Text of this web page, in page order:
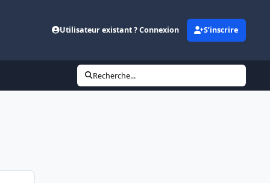
Utilisateur existant ? Connexion S’inscrire
Recherche...